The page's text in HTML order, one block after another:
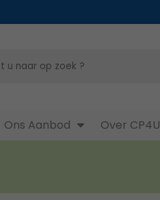
Ons Aanbod Over CP4U